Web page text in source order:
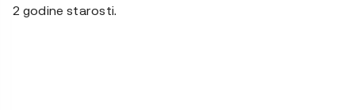
2 godine starosti.